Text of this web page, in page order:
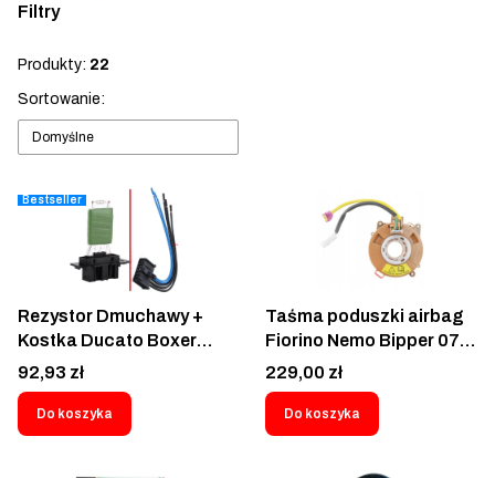
Filtry
Koniec filtrów
Produkty: 22
Lista produktów
Sortowanie:
Domyślne
Bestseller
Rezystor Dmuchawy +
Kostka Ducato Boxer
Jumper 06- Opornik
Wentylatora Kabiny +
wtyczka rezystora Fiat
Ducato III Doblo II Fiorino
Cena
92,93 zł
Do koszyka
Taśma poduszki airbag
Fiorino Nemo Bipper 07-
Doblo Combo 10-
59001158 Zwijak
sensora poduszki
powietrznej pod
Cena
229,00 zł
Do koszyka